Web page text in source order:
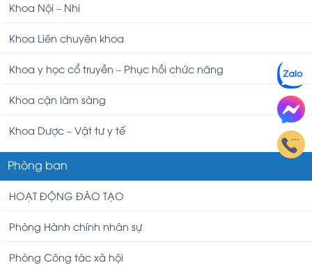
Khoa Nội – Nhi
Khoa Liên chuyên khoa
Khoa y học cổ truyền – Phục hồi chức năng
Khoa cận lâm sàng
Khoa Dược – Vật tư y tế
Phòng ban
HOẠT ĐỘNG ĐÀO TẠO
Phòng Hành chính nhân sự
Phòng Công tác xã hội